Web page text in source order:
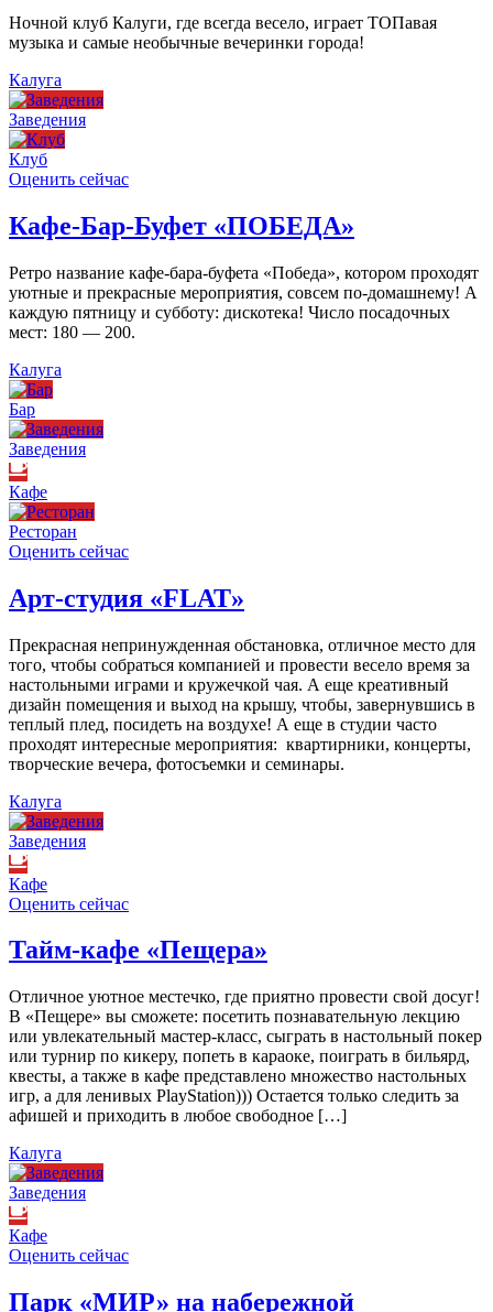
Ночной клуб Калуги, где всегда весело, играет ТОПавая
музыка и самые необычные вечеринки города!
Калуга
Заведения
Клуб
Оценить сейчас
Кафе-Бар-Буфет «ПОБЕДА»
Ретро название кафе-бара-буфета «Победа», котором проходят
уютные и прекрасные мероприятия, совсем по-домашнему! А
каждую пятницу и субботу: дискотека! Число посадочных
мест: 180 — 200.
Калуга
Бар
Заведения
Кафе
Ресторан
Оценить сейчас
Арт-студия «FLAT»
Прекрасная непринужденная обстановка, отличное место для
того, чтобы собраться компанией и провести весело время за
настольными играми и кружечкой чая. А еще креативный
дизайн помещения и выход на крышу, чтобы, завернувшись в
теплый плед, посидеть на воздухе! А еще в студии часто
проходят интересные мероприятия: квартирники, концерты,
творческие вечера, фотосъемки и семинары.
Калуга
Заведения
Кафе
Оценить сейчас
Тайм-кафе «Пещера»
Отличное уютное местечко, где приятно провести свой досуг!
В «Пещере» вы сможете: посетить познавательную лекцию
или увлекательный мастер-класс, сыграть в настольный покер
или турнир по кикеру, попеть в караоке, поиграть в бильярд,
квесты, а также в кафе представлено множество настольных
игр, а для ленивых PlayStation))) Остается только следить за
афишей и приходить в любое свободное […]
Калуга
Заведения
Кафе
Оценить сейчас
Парк «МИР» на набережной